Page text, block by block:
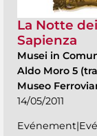
La Notte
Sapienza
Musei in
Aldo Moro 5
Museo
14/05/2011